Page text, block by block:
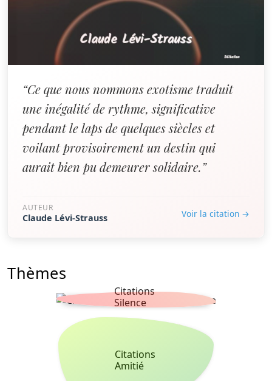
“Ce que nous nommons exotisme traduit
une inégalité de rythme, significative
pendant le laps de quelques siècles et
voilant provisoirement un destin qui
aurait bien pu demeurer solidaire.”
AUTEUR
Claude Lévi-Strauss Voir la citation →
Thèmes
Citations
Silence
Citations
Amitié